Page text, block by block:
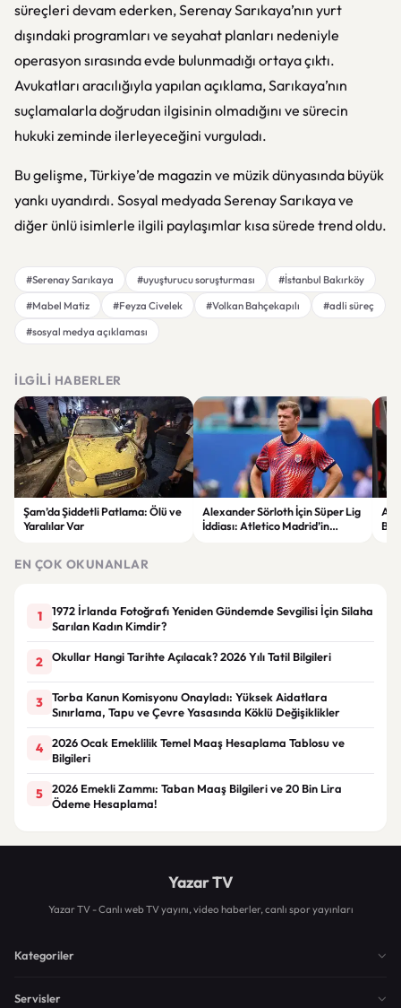
süreçleri devam ederken, Serenay Sarıkaya’nın yurt
dışındaki programları ve seyahat planları nedeniyle
operasyon sırasında evde bulunmadığı ortaya çıktı.
Avukatları aracılığıyla yapılan açıklama, Sarıkaya’nın
suçlamalarla doğrudan ilgisinin olmadığını ve sürecin
hukuki zeminde ilerleyeceğini vurguladı.
Bu gelişme, Türkiye’de magazin ve müzik dünyasında büyük
yankı uyandırdı. Sosyal medyada Serenay Sarıkaya ve
diğer ünlü isimlerle ilgili paylaşımlar kısa sürede trend oldu.
#Serenay Sarıkaya #uyuşturucu soruşturması
#İstanbul Bakırköy
#Mabel Matiz
#Feyza Civelek #Volkan Bahçekapılı
#adli süreç
#sosyal medya açıklaması
İLGILI HABERLER
Şam’da Şiddetli Patlama: Ölü ve
Yaralılar Var
Alexander Sörloth İçin Süper Lig
İddiası: Atletico Madrid’in
EN ÇOK OKUNANLAR
1
1972 İrlanda Fotoğrafı Yeniden Gündemde Sevgilisi İçin Silaha
Sarılan Kadın Kimdir?
2 Okullar Hangi Tarihte Açılacak? 2026 Yılı Tatil Bilgileri
3
Torba Kanun Komisyonu Onayladı: Yüksek Aidatlara
Sınırlama, Tapu ve Çevre Yasasında Köklü Değişiklikler
4
2026 Ocak Emeklilik Temel Maaş Hesaplama Tablosu ve
Bilgileri
5
2026 Emekli Zammı: Taban Maaş Bilgileri ve 20 Bin Lira
Ödeme Hesaplama!
Yazar TV
Yazar TV - Canlı web TV yayını, video haberler, canlı spor yayınları
Kategoriler
Servisler